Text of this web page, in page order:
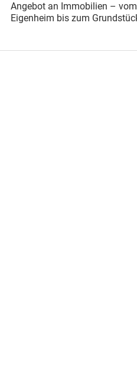
Angebot an Immobilien – vom
Eigenheim bis zum